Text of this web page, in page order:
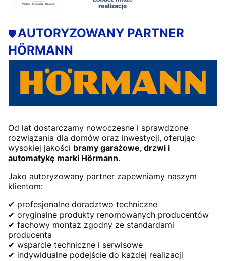
🛡️AUTORYZOWANY PARTNER
HÖRMANN
Od lat dostarczamy nowoczesne i sprawdzone
rozwiązania dla domów oraz inwestycji, oferując
wysokiej jakości bramy garażowe, drzwi i
automatykę marki Hörmann.
Jako autoryzowany partner zapewniamy naszym
klientom:
✔ profesjonalne doradztwo techniczne
✔ oryginalne produkty renomowanych producentów
✔ fachowy montaż zgodny ze standardami
producenta
✔ wsparcie techniczne i serwisowe
✔ indywidualne podejście do każdej realizacji